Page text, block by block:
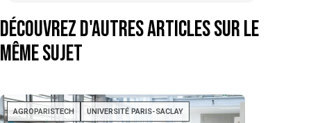
Découvrez d'autres articles sur le
même sujet
AGROPARISTECH UNIVERSITÉ PARIS-SACLAY